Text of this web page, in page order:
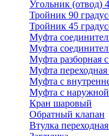
Угольник (отвод)
Тройник 90
Тройник 45
Муфта
Муфта
Муфта разборная
Муфта переходная
Муфта с
Муфта с
Кран шаровый
Обратный клапан
Втулка